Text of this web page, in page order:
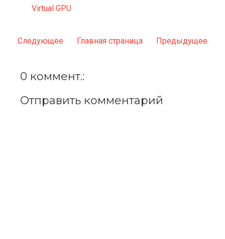
Virtual GPU
Следующее Предыдущее
Главная страница
0 коммент.:
Отправить комментарий